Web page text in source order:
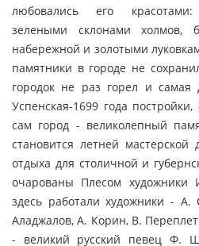
любовались его
зелеными склонами холмов,
набережной и золотыми
памятники в городе не
городок не раз горел и самая
Успенская-1699 года
сам город - великолепный
становится летней
отдыха для столичной и
очарованы Плесом
здесь работали художники -
Аладжалов, А. Корин, В.
- великий русский певец Ф.